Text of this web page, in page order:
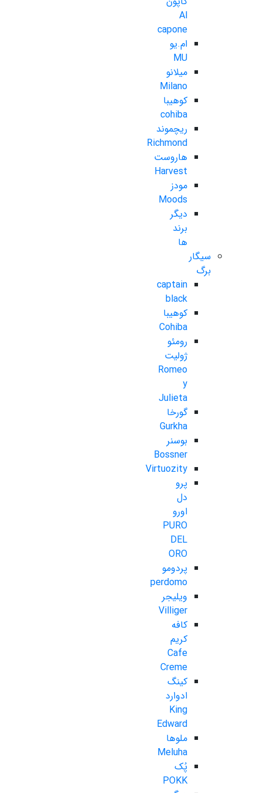
Al
capone
ام.یو
MU
میلانو
Milano
کوهیبا
cohiba
ریچموند
Richmond
هاروست
Harvest
مودز
Moods
دیگر
برند
ها
سیگار
برگ
captain
black
کوهیبا
Cohiba
رومئو
ژولیت
Romeo
y
Julieta
گورخا
Gurkha
بوسنر
Bossner
Virtuozity
پرو
دل
اورو
PURO
DEL
ORO
پردومو
perdomo
ویلیجر
Villiger
کافه
کریم
Cafe
Creme
کینگ
ادوارد
King
Edward
ملوها
Meluha
پُک
POKK